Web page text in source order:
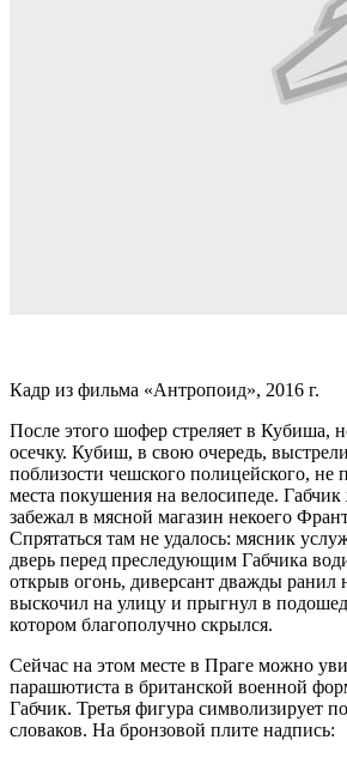
Кадр из фильма «Антропоид», 2016 г.
После этого шофер стреляет в Кубиша,
осечку. Кубиш, в свою очередь,
поблизости чешского полицейского, не
места покушения на велосипеде. Габчик
забежал в мясной магазин некоего
Спрятаться там не удалось: мясник
дверь перед преследующим Габчика
открыв огонь, диверсант дважды ранил
выскочил на улицу и прыгнул в
котором благополучно скрылся.
Сейчас на этом месте в Праге можно
парашютиста в британской военной
Габчик. Третья фигура символизирует
словаков. На бронзовой плите надпись: